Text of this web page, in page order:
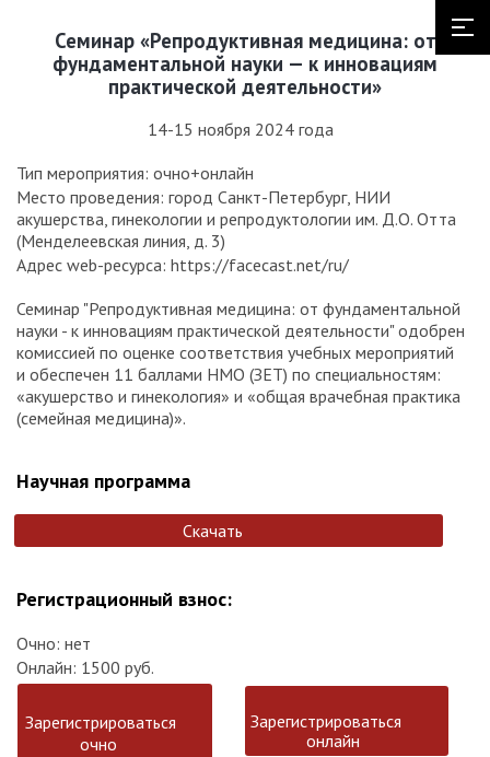
Семинар «Репродуктивная медицина: от
фундаментальной науки — к инновациям
практической деятельности»
14-15 ноября 2024 года
Тип мероприятия: очно+онлайн
Место проведения: город Санкт-Петербург, НИИ
акушерства, гинекологии и репродуктологии им. Д.О. Отта
(Менделеевская линия, д. 3)
Адрес web-ресурса: https://facecast.net/ru/
Семинар "Репродуктивная медицина: от фундаментальной
науки - к инновациям практической деятельности" одобрен
комиссией по оценке соответствия учебных мероприятий
и обеспечен 11 баллами НМО (ЗЕТ) по специальностям:
«акушерство и гинекология» и «общая врачебная практика
(семейная медицина)».
Научная программа
Скачать
Регистрационный взнос:
Очно: нет
Онлайн: 1500 руб.
Зарегистрироваться
очно
Зарегистрироваться
онлайн